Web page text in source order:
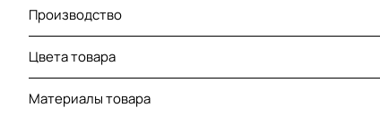
Производство
Цвета товара
Материалы товара